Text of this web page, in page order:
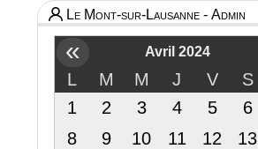
Le Mont-sur-Lausanne - Admin
« Avril 2024
L M M J V S
1
2 3 4 5 6
8
9 10 11 12 13